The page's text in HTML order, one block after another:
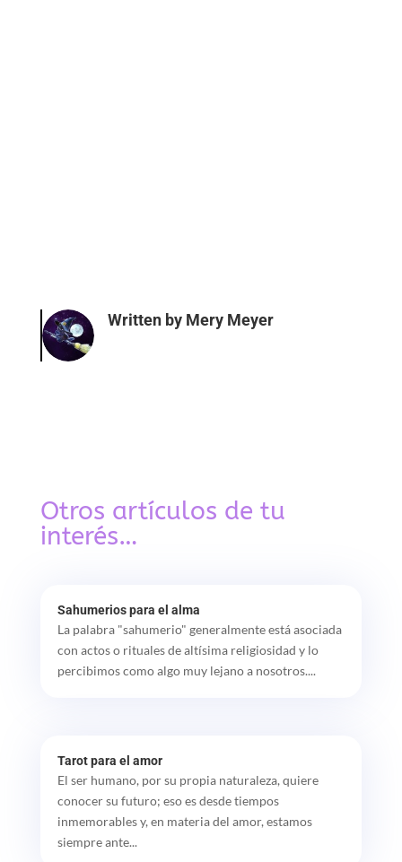
Written by Mery Meyer
Otros artículos de tu
interés…
Sahumerios para el alma
La palabra "sahumerio" generalmente está asociada
con actos o rituales de altísima religiosidad y lo
percibimos como algo muy lejano a nosotros....
Tarot para el amor
El ser humano, por su propia naturaleza, quiere
conocer su futuro; eso es desde tiempos
inmemorables y, en materia del amor, estamos
siempre ante...